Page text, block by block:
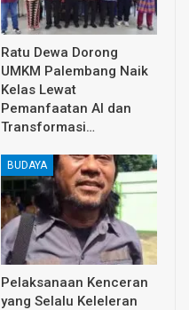
Ratu Dewa Dorong
UMKM Palembang Naik
Kelas Lewat
Pemanfaatan AI dan
Transformasi…
BUDAYA
Pelaksanaan Kenceran
yang Selalu Keleleran